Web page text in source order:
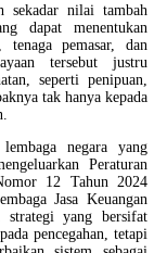
sekadar nilai tambah
dapat menentukan
tenaga pemasar, dan
tersebut justru
seperti penipuan,
tak hanya kepada
negara yang
Peraturan
12 Tahun 2024
Jasa Keuangan
strategi yang bersifat
pencegahan, tetapi